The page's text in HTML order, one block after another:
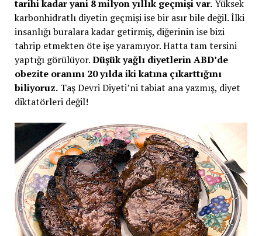
tarihi kadar yani 8 milyon yıllık geçmişi var.Yüksek
karbonhidratlı diyetin geçmişi ise bir asır bile değil. İlki
insanlığı buralara kadar getirmiş, diğerinin ise bizi
tahrip etmekten öte işe yaramıyor. Hatta tam tersini
yaptığı görülüyor.Düşük yağlı diyetlerin ABD’de
obezite oranını 20 yılda iki katına çıkarttığını
biliyoruz.Taş Devri Diyeti’ni tabiat ana yazmış, diyet
diktatörleri değil!